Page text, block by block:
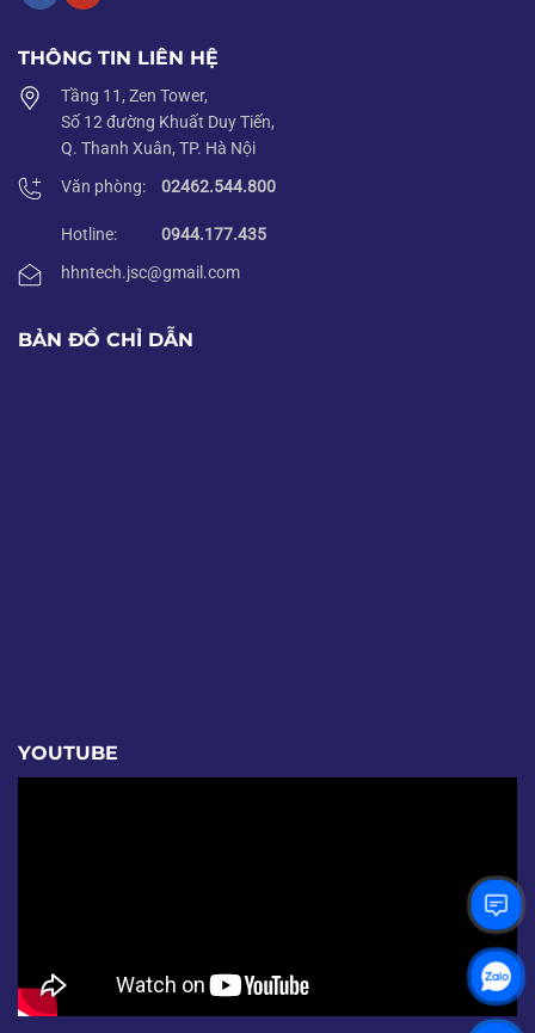
THÔNG TIN LIÊN HỆ
Tầng 11, Zen Tower,
Số 12 đường Khuất Duy Tiến,
Q. Thanh Xuân, TP. Hà Nội
Văn phòng:
02462.544.800
Hotline:
0944.177.435
hhntech.jsc@gmail.com
BẢN ĐỒ CHỈ DẪN
YOUTUBE